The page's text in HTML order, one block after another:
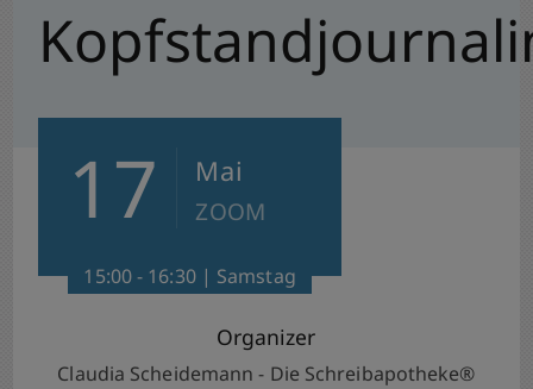
17 Mai
ZOOM
15:00 - 16:30 | Samstag
Organizer
Claudia Scheidemann - Die Schreibapotheke®